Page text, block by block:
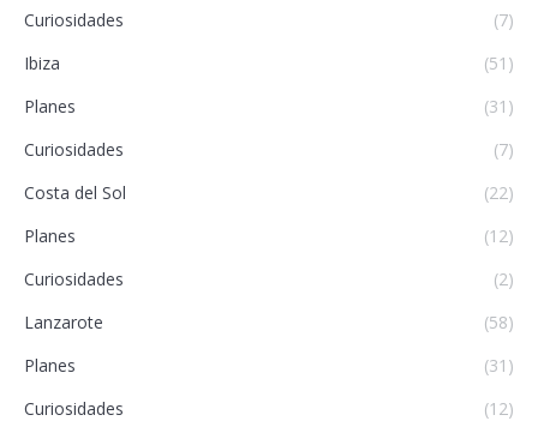
Curiosidades
(7)
Ibiza
(51)
Planes
(31)
Curiosidades
(7)
Costa del Sol
(22)
Planes
(12)
Curiosidades
(2)
Lanzarote
(58)
Planes
(31)
Curiosidades
(12)